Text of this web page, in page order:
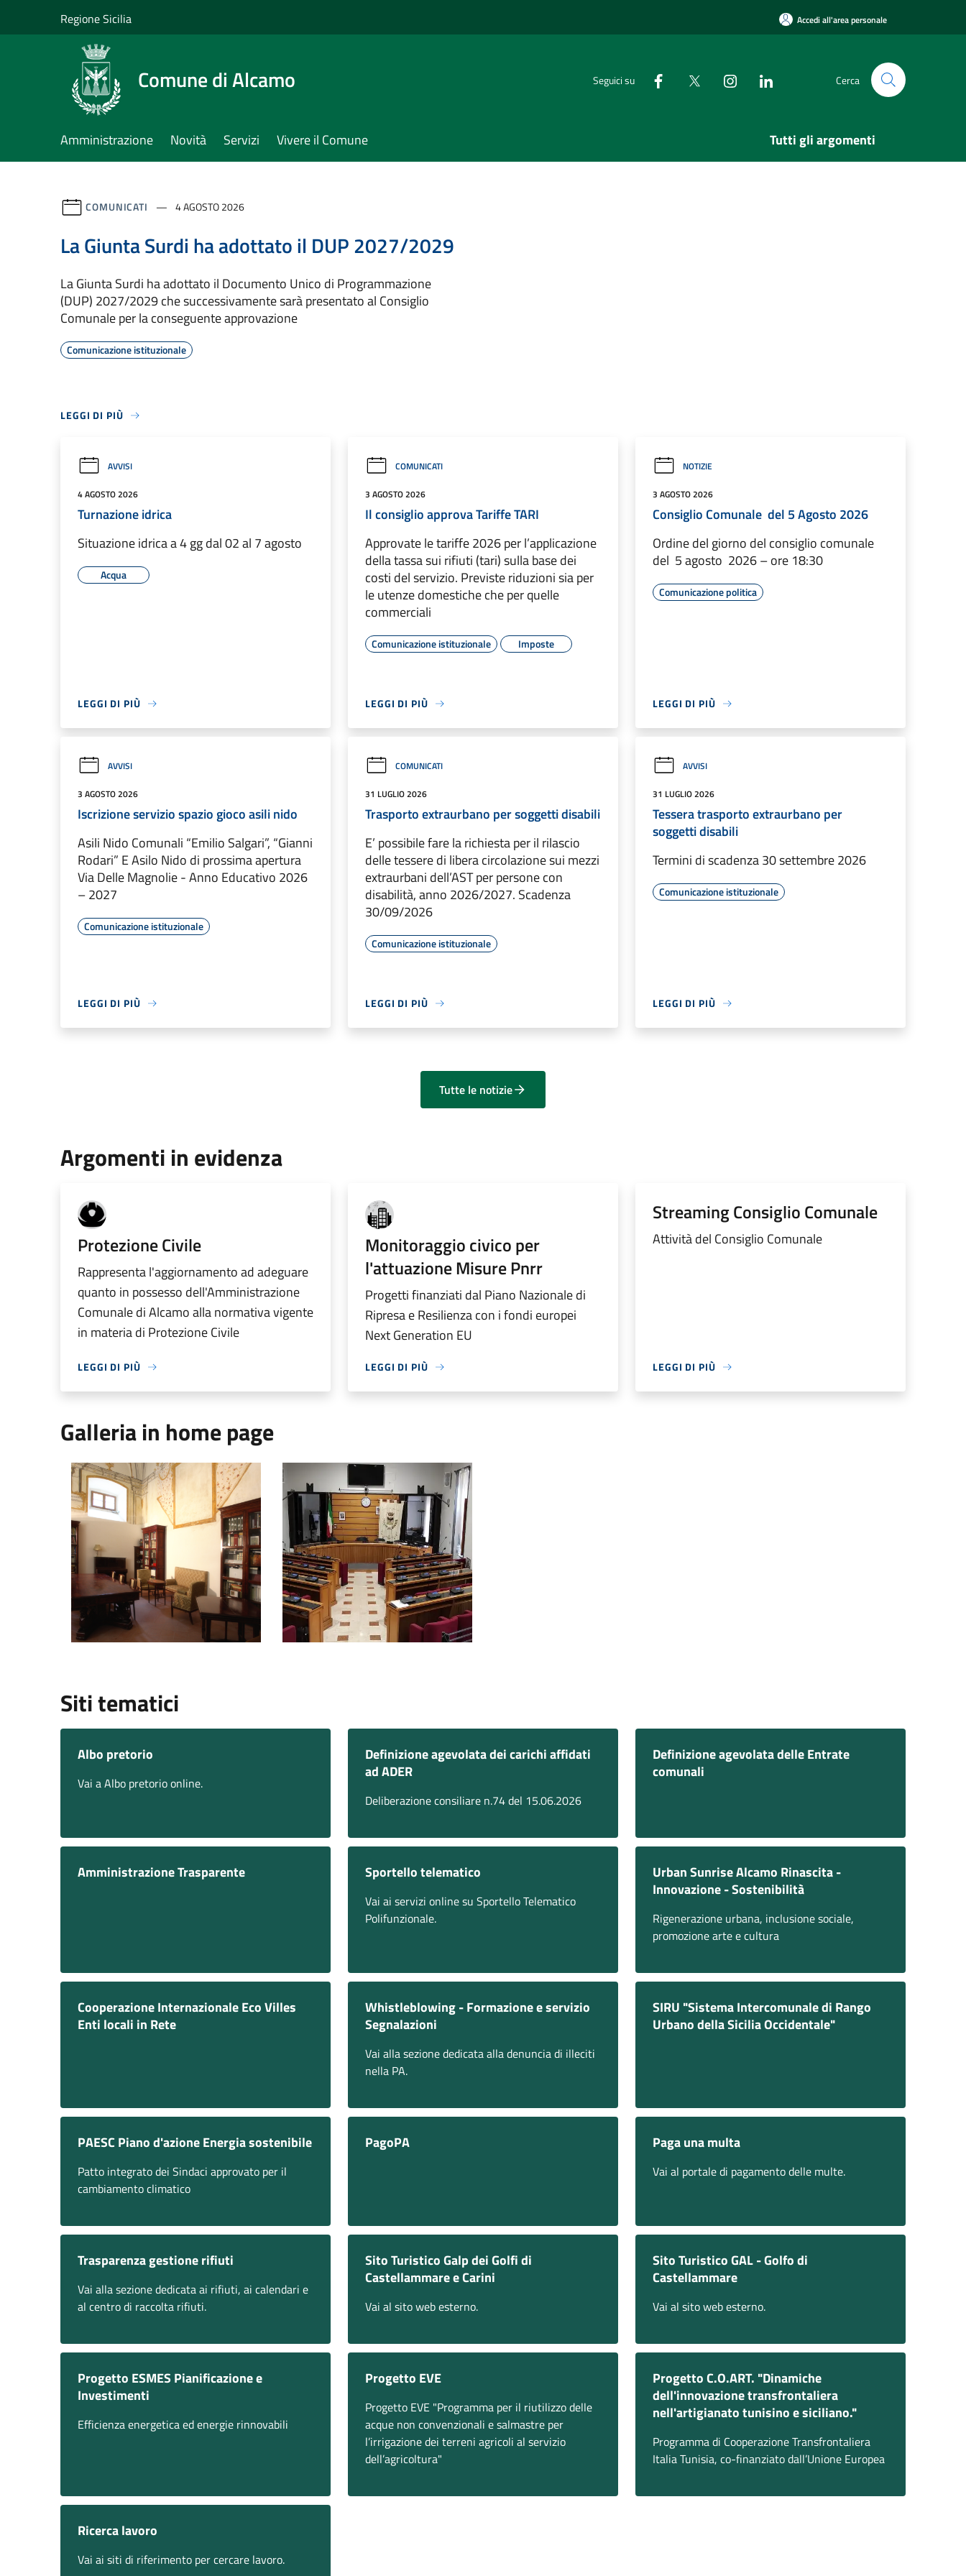
Regione Sicilia Accedi all'area personale
Comune di Alcamo Seguici su Cerca
Amministrazione Novità Servizi Vivere il Comune Tutti gli argomenti
COMUNICATI 4 AGOSTO 2026
La Giunta Surdi ha adottato il DUP 2027/2029
La Giunta Surdi ha adottato il Documento Unico di Programmazione
(DUP) 2027/2029 che successivamente sarà presentato al Consiglio
Comunale per la conseguente approvazione
Comunicazione istituzionale
LEGGI DI PIÙ
AVVISI
4 AGOSTO 2026
Turnazione idrica
Situazione idrica a 4 gg dal 02 al 7 agosto
Acqua
LEGGI DI PIÙ
COMUNICATI
3 AGOSTO 2026
Il consiglio approva Tariffe TARI
Approvate le tariffe 2026 per l’applicazione
della tassa sui rifiuti (tari) sulla base dei
costi del servizio. Previste riduzioni sia per
le utenze domestiche che per quelle
commerciali
Comunicazione istituzionale Imposte
LEGGI DI PIÙ
NOTIZIE
3 AGOSTO 2026
Consiglio Comunale del 5 Agosto 2026
Ordine del giorno del consiglio comunale
del 5 agosto 2026 – ore 18:30
Comunicazione politica
LEGGI DI PIÙ
AVVISI
3 AGOSTO 2026
Iscrizione servizio spazio gioco asili nido
Asili Nido Comunali “Emilio Salgari”, “Gianni
Rodari” E Asilo Nido di prossima apertura
Via Delle Magnolie - Anno Educativo 2026
– 2027
Comunicazione istituzionale
LEGGI DI PIÙ
COMUNICATI
31 LUGLIO 2026
Trasporto extraurbano per soggetti disabili
E’ possibile fare la richiesta per il rilascio
delle tessere di libera circolazione sui mezzi
extraurbani dell’AST per persone con
disabilità, anno 2026/2027. Scadenza
30/09/2026
Comunicazione istituzionale
LEGGI DI PIÙ
AVVISI
31 LUGLIO 2026
Tessera trasporto extraurbano per
soggetti disabili
Termini di scadenza 30 settembre 2026
Comunicazione istituzionale
LEGGI DI PIÙ
Tutte le notizie
Argomenti in evidenza
Protezione Civile
Rappresenta l'aggiornamento ad adeguare
quanto in possesso dell'Amministrazione
Comunale di Alcamo alla normativa vigente
in materia di Protezione Civile
LEGGI DI PIÙ
Monitoraggio civico per
l'attuazione Misure Pnrr
Progetti finanziati dal Piano Nazionale di
Ripresa e Resilienza con i fondi europei
Next Generation EU
LEGGI DI PIÙ
Streaming Consiglio Comunale
Attività del Consiglio Comunale
LEGGI DI PIÙ
Galleria in home page
Biblioteca Sebastiano Bagolino Sede Consiglio Comunale
Siti tematici
Albo pretorio
Vai a Albo pretorio online.
Definizione agevolata dei carichi affidati
ad ADER
Deliberazione consiliare n.74 del 15.06.2026
Definizione agevolata delle Entrate
comunali
Amministrazione Trasparente Sportello telematico
Vai ai servizi online su Sportello Telematico
Polifunzionale.
Urban Sunrise Alcamo Rinascita -
Innovazione - Sostenibilità
Rigenerazione urbana, inclusione sociale,
promozione arte e cultura
Cooperazione Internazionale Eco Villes
Enti locali in Rete
Whistleblowing - Formazione e servizio
Segnalazioni
Vai alla sezione dedicata alla denuncia di illeciti
nella PA.
SIRU "Sistema Intercomunale di Rango
Urbano della Sicilia Occidentale"
PAESC Piano d'azione Energia sostenibile
Patto integrato dei Sindaci approvato per il
cambiamento climatico
PagoPA Paga una multa
Vai al portale di pagamento delle multe.
Trasparenza gestione rifiuti
Vai alla sezione dedicata ai rifiuti, ai calendari e
al centro di raccolta rifiuti.
Sito Turistico Galp dei Golfi di
Castellammare e Carini
Vai al sito web esterno.
Sito Turistico GAL - Golfo di
Castellammare
Vai al sito web esterno.
Progetto ESMES Pianificazione e
Investimenti
Efficienza energetica ed energie rinnovabili
Progetto EVE
Progetto EVE "Programma per il riutilizzo delle
acque non convenzionali e salmastre per
l’irrigazione dei terreni agricoli al servizio
dell’agricoltura"
Progetto C.O.ART. "Dinamiche
dell'innovazione transfrontaliera
nell'artigianato tunisino e siciliano."
Programma di Cooperazione Transfrontaliera
Italia Tunisia, co-finanziato dall’Unione Europea
Ricerca lavoro
Vai ai siti di riferimento per cercare lavoro.